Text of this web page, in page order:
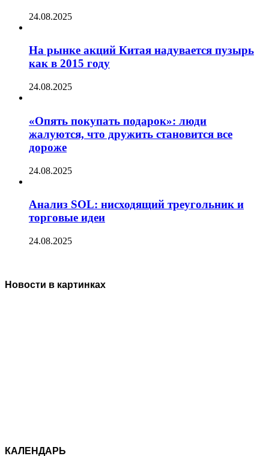
24.08.2025
На рынке акций Китая надувается пузырь
как в 2015 году
24.08.2025
«Опять покупать подарок»: люди
жалуются, что дружить становится все
дороже
24.08.2025
Анализ SOL: нисходящий треугольник и
торговые идеи
24.08.2025
Новости в картинках
КАЛЕНДАРЬ